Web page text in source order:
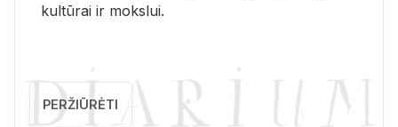
kul­tū­rai ir moks­lui.
PERŽIŪRĖTI